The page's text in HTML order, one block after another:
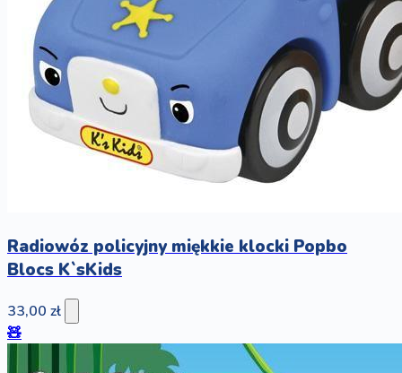
Radiowóz policyjny miękkie klocki Popbo
Blocs K`sKids
33,00 zł
🧸